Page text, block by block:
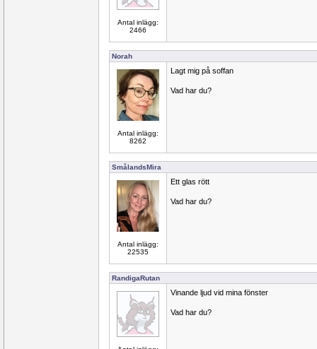
Antal inlägg:
2466
Norah
Antal inlägg:
8262
Lagt mig på soffan
Vad har du?
SmålandsMira
Antal inlägg:
22535
Ett glas rött
Vad har du?
RandigaRutan
Vinande ljud vid mina fönster
Vad har du?